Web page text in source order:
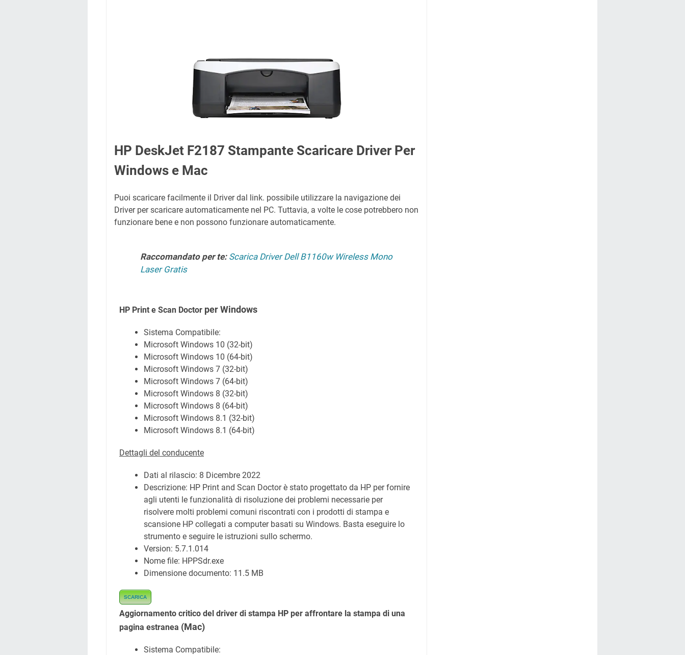
HP DeskJet F2187 Stampante Scaricare Driver Per
Windows e Mac
Puoi scaricare facilmente il Driver dal link. possibile utilizzare la navigazione dei
Driver per scaricare automaticamente nel PC. Tuttavia, a volte le cose potrebbero non
funzionare bene e non possono funzionare automaticamente.
Raccomandato per te: Scarica Driver Dell B1160w Wireless Mono
Laser Gratis
HP Print e Scan Doctor per Windows
Sistema Compatibile:
Microsoft Windows 10 (32-bit)
Microsoft Windows 10 (64-bit)
Microsoft Windows 7 (32-bit)
Microsoft Windows 7 (64-bit)
Microsoft Windows 8 (32-bit)
Microsoft Windows 8 (64-bit)
Microsoft Windows 8.1 (32-bit)
Microsoft Windows 8.1 (64-bit)
Dettagli del conducente
Dati al rilascio: 8 Dicembre 2022
Descrizione: HP Print and Scan Doctor è stato progettato da HP per fornire
agli utenti le funzionalità di risoluzione dei problemi necessarie per
risolvere molti problemi comuni riscontrati con i prodotti di stampa e
scansione HP collegati a computer basati su Windows. Basta eseguire lo
strumento e seguire le istruzioni sullo schermo.
Version: 5.7.1.014
Nome file: HPPSdr.exe
Dimensione documento: 11.5 MB
SCARICA
Aggiornamento critico del driver di stampa HP per affrontare la stampa di una
pagina estranea (Mac)
Sistema Compatibile: